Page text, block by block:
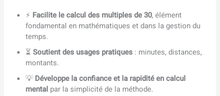
⚡ Facilite le calcul des multiples de 30, élément
fondamental en mathématiques et dans la gestion du
temps.
⏳Soutient des usages pratiques : minutes, distances,
montants.
💡 Développe la confiance et la rapidité en calcul
mental par la simplicité de la méthode.